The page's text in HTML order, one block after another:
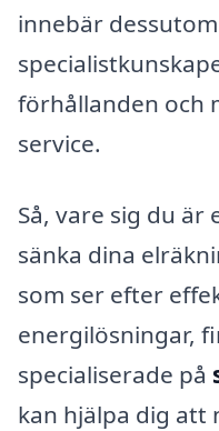
innebär
förhållanden och
service.
Så, vare sig du
sänka dina
som ser efter
energilösningar,
specialiserade på
kan hjälpa dig att